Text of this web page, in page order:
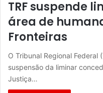
TRF suspende
área de
Fronteiras
O Tribunal Regional Federal
suspensão da liminar
Justiça…